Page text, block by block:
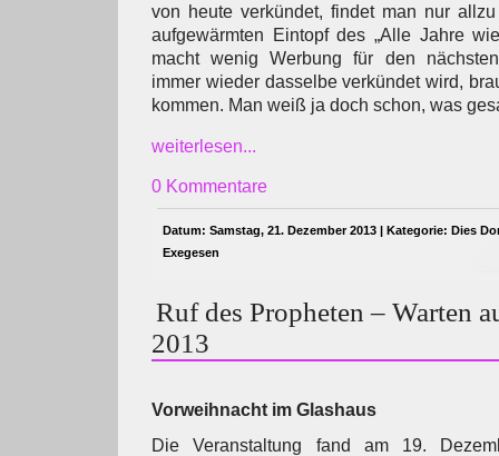
von heute verkündet, findet man nur
aufgewärmten Eintopf des „Alle Jahre
macht wenig Werbung für den
immer wieder dasselbe verkündet wird,
kommen. Man weiß ja doch schon, was
weiterlesen...
0 Kommentare
Datum: Samstag, 21. Dezember 2013 | Kategorie: Dies
Exegesen
Ruf des Propheten – Warten
2013
Vorweihnacht im Glashaus
Die Veranstaltung fand am 19.